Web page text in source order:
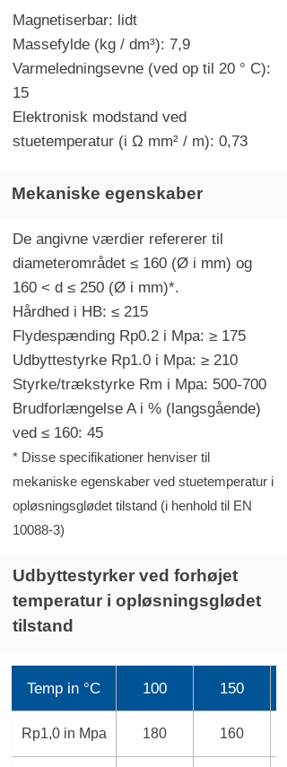
Magnetiserbar: lidt
Massefylde (kg / dm³): 7,9
Varmeledningsevne (ved op til 20 ° C):
15
Elektronisk modstand ved
stuetemperatur (i Ω mm² / m): 0,73
Mekaniske egenskaber
De angivne værdier refererer til
diameterområdet ≤ 160 (Ø i mm) og
160 < d ≤ 250 (Ø i mm)*.
Hårdhed i HB: ≤ 215
Flydespænding Rp0.2 i Mpa: ≥ 175
Udbyttestyrke Rp1.0 i Mpa: ≥ 210
Styrke/trækstyrke Rm i Mpa: 500-700
Brudforlængelse A i % (langsgående)
ved ≤ 160: 45
* Disse specifikationer henviser til
mekaniske egenskaber ved stuetemperatur i
opløsningsglødet tilstand (i henhold til EN
10088-3)
Udbyttestyrker ved forhøjet
temperatur i opløsningsglødet
tilstand
Temp in °C 100 150
Rp1,0 in Mpa 180 160